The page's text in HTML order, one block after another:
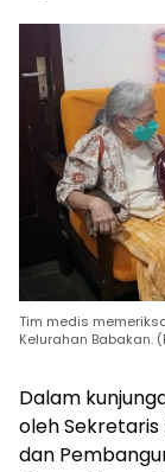
Tim medis
Kelurahan Babakan.
Dalam
oleh Sekretaris
dan